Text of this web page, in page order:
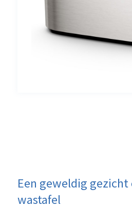
Een geweldig gezicht
wastafel